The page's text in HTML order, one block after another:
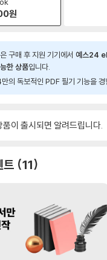
원
구매 후 지원 기기에서 예스24
한 상품입니다.
의 독보적인 PDF 필기 기능을 경
이 출시되면 알려드립니다.
트 11